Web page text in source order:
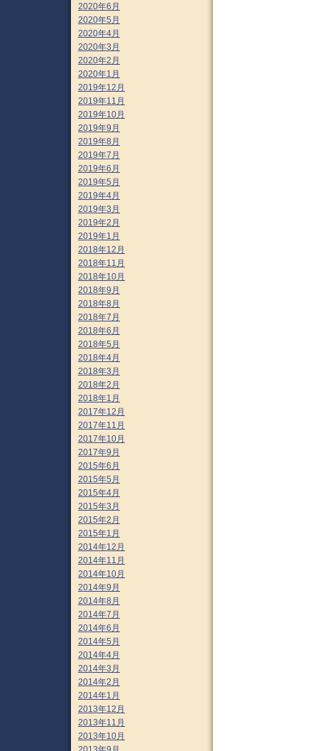
2020年6月
2020年5月
2020年4月
2020年3月
2020年2月
2020年1月
2019年12月
2019年11月
2019年10月
2019年9月
2019年8月
2019年7月
2019年6月
2019年5月
2019年4月
2019年3月
2019年2月
2019年1月
2018年12月
2018年11月
2018年10月
2018年9月
2018年8月
2018年7月
2018年6月
2018年5月
2018年4月
2018年3月
2018年2月
2018年1月
2017年12月
2017年11月
2017年10月
2017年9月
2015年6月
2015年5月
2015年4月
2015年3月
2015年2月
2015年1月
2014年12月
2014年11月
2014年10月
2014年9月
2014年8月
2014年7月
2014年6月
2014年5月
2014年4月
2014年3月
2014年2月
2014年1月
2013年12月
2013年11月
2013年10月